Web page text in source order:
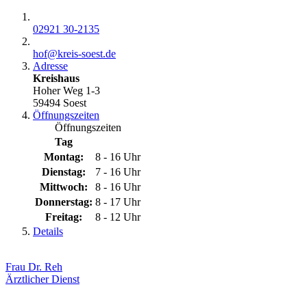
02921 30-2135
hof@​kreis-soest.de
Adresse
Kreishaus
Hoher Weg 1-3
59494 Soest
Öffnungszeiten
Öffnungszeiten
Tag
Montag:
8 - 16 Uhr
Dienstag:
7 - 16 Uhr
Mittwoch:
8 - 16 Uhr
Donnerstag: 8 - 17 Uhr
Freitag:
8 - 12 Uhr
Details
Frau Dr. Reh
Ärztlicher Dienst